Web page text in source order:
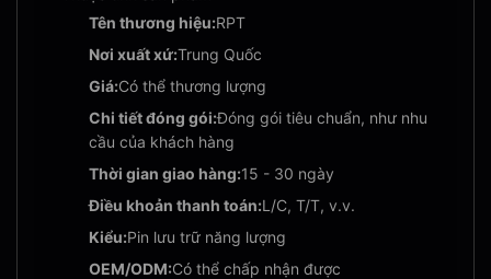
Tên thương hiệu:RPT
Nơi xuất xứ:Trung Quốc
Giá:Có thể thương lượng
Chi tiết đóng gói:Đóng gói tiêu chuẩn, như nhu
cầu của khách hàng
Thời gian giao hàng:15 - 30 ngày
Điều khoản thanh toán:L/C, T/T, v.v.
Kiểu:Pin lưu trữ năng lượng
OEM/ODM:Có thể chấp nhận được